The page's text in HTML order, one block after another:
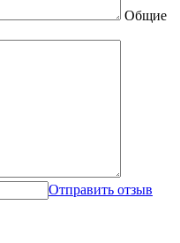
Общие
Отправить отзыв